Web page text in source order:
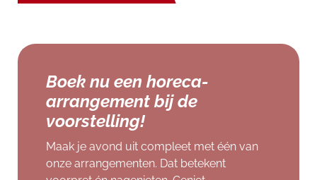
Boek nu een horeca-
arrangement bij de
voorstelling!
Maak je avond uit compleet met één van
onze arrangementen. Dat betekent